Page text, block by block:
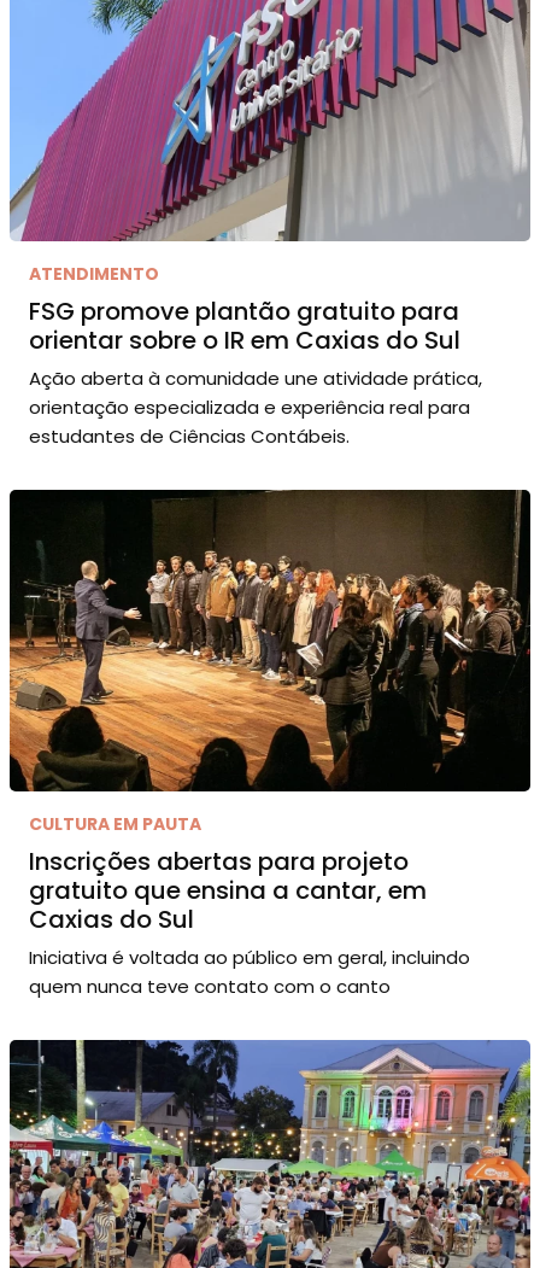
ATENDIMENTO
FSG promove plantão gratuito para
orientar sobre o IR em Caxias do Sul
Ação aberta à comunidade une atividade prática,
orientação especializada e experiência real para
estudantes de Ciências Contábeis.
CULTURA EM PAUTA
Inscrições abertas para projeto
gratuito que ensina a cantar, em
Caxias do Sul
Iniciativa é voltada ao público em geral, incluindo
quem nunca teve contato com o canto